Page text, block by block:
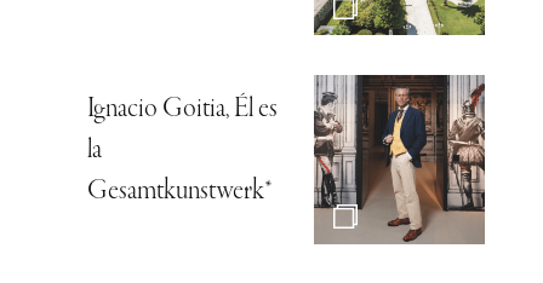
Ignacio Goitia, Él es
la
Gesamtkunstwerk*